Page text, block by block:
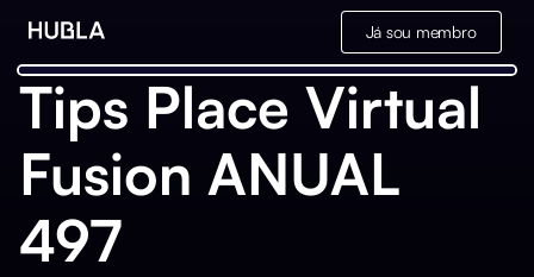
Já sou membro
Tips Place Virtual
Fusion ANUAL
497